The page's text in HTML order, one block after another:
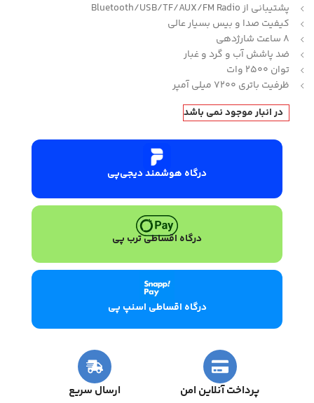
پشتیبانی از Bluetooth/USB/TF/AUX/FM Radio
کیفیت صدا و بیس بسیار عالی
8 ساعت شارژدهی
ضد پاشش آب و گرد و غبار
توان 2500 وات
ظرفیت باتری 7200 میلی آمپر
در انبار موجود نمی باشد
درگاه هوشمند دیجی‌پی
درگاه اقساطی ترب پی
درگاه اقساطی اسنپ پی
پرداخت آنلاین امن ارسال سریع